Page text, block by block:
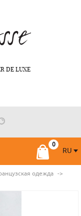
DE LUXE
RU
одежда